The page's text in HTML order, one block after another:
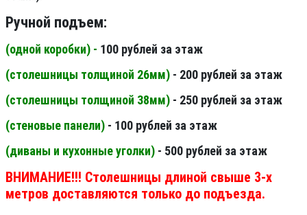
Ручной подъем:
(одной коробки) - 100 рублей за этаж
(столешницы толщиной 26мм) - 200 рублей за этаж
(столешницы толщиной 38мм) - 250 рублей за этаж
(стеновые панели) - 100 рублей за этаж
(диваны и кухонные уголки) - 500 рублей за этаж
ВНИМАНИЕ!!! Столешницы длиной свыше 3-х
метров доставляются только до подъезда.